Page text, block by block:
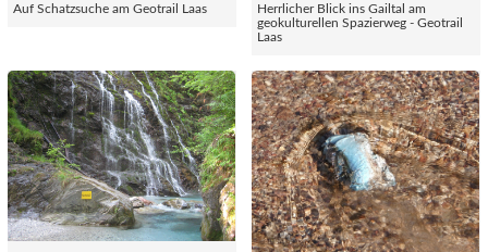
Auf Schatzsuche am Geotrail Laas
Herrlicher Blick ins Gailtal am
geokulturellen Spazierweg - Geotrail
Laas